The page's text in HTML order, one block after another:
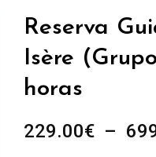
Reserva
Isère
horas
229.00€ –